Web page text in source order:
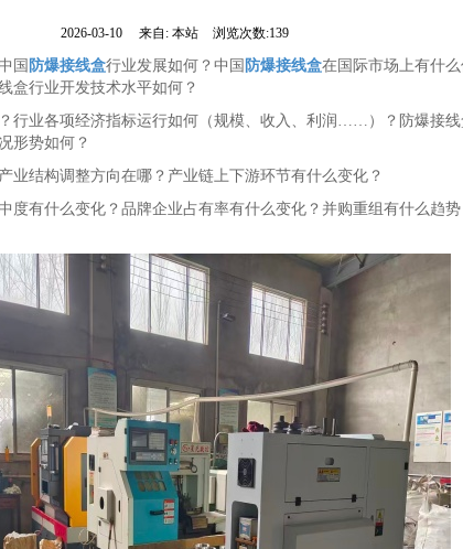
2026-03-10 来自:本站 浏览次数:139
国 防爆接线盒行业发展如何？中国 防爆接线盒在国际市场上有什么
盒行业开发技术水平如何？
行业各项经济指标运行如何（规模、收入、利润……）？防爆接
形势如何？
业结构调整方向在哪？产业链上下游环节有什么变化？
度有什么变化？品牌企业占有率有什么变化？并购重组有什么趋势